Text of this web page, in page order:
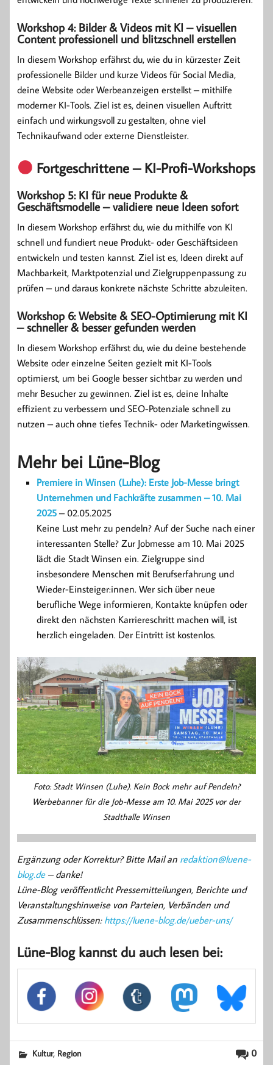
Workshop 4: Bilder & Videos mit KI – visuellen
Content professionell und blitzschnell erstellen
In diesem Workshop erfährst du, wie du in kürzester Zeit
professionelle Bilder und kurze Videos für Social Media,
deine Website oder Werbeanzeigen erstellst – mithilfe
moderner KI-Tools. Ziel ist es, deinen visuellen Auftritt
einfach und wirkungsvoll zu gestalten, ohne viel
Technikaufwand oder externe Dienstleister.
Fortgeschrittene – KI-Profi-Workshops
Workshop 5: KI für neue Produkte &
Geschäftsmodelle – validiere neue Ideen sofort
In diesem Workshop erfährst du, wie du mithilfe von KI
schnell und fundiert neue Produkt- oder Geschäftsideen
entwickeln und testen kannst. Ziel ist es, Ideen direkt auf
Machbarkeit, Marktpotenzial und Zielgruppenpassung zu
prüfen – und daraus konkrete nächste Schritte abzuleiten.
Workshop 6: Website & SEO-Optimierung mit KI
– schneller & besser gefunden werden
In diesem Workshop erfährst du, wie du deine bestehende
Website oder einzelne Seiten gezielt mit KI-Tools
optimierst, um bei Google besser sichtbar zu werden und
mehr Besucher zu gewinnen. Ziel ist es, deine Inhalte
effizient zu verbessern und SEO-Potenziale schnell zu
nutzen – auch ohne tiefes Technik- oder Marketingwissen.
Mehr bei Lüne-Blog
Premiere in Winsen (Luhe): Erste Job-Messe bringt
Unternehmen und Fachkräfte zusammen – 10. Mai
2025 – 02.05.2025
Keine Lust mehr zu pendeln? Auf der Suche nach einer
interessanten Stelle? Zur Jobmesse am 10. Mai 2025
lädt die Stadt Winsen ein. Zielgruppe sind
insbesondere Menschen mit Berufserfahrung und
Wieder-Einsteiger:innen. Wer sich über neue
berufliche Wege informieren, Kontakte knüpfen oder
direkt den nächsten Karriereschritt machen will, ist
herzlich eingeladen. Der Eintritt ist kostenlos.
Foto: Stadt Winsen (Luhe). Kein Bock mehr auf Pendeln?
Werbebanner für die Job-Messe am 10. Mai 2025 vor der
Stadthalle Winsen
Ergänzung oder Korrektur? Bitte Mail an redaktion@luene-
blog.de– danke!
Lüne-Blog veröffentlicht Pressemitteilungen, Berichte und
Veranstaltungshinweise von Parteien, Verbänden und
Zusammenschlüssen: https://luene-blog.de/ueber-uns/
Lüne-Blog kannst du auch lesen bei:
0
Kultur, Region